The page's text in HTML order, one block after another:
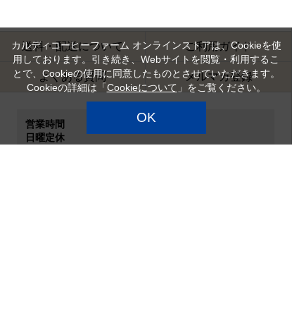
送料・配送について ご利用ガイド
よくある質問 メルマガ登録
営業時間
日曜定休
カルディコーヒーファーム オンラインストアは、Cookieを使
用しております。引き続き、Webサイトを閲覧・利用するこ
とで、Cookieの使用に同意したものとさせていただきます。
Cookieの詳細は「Cookieについて 」をご覧ください。
OK